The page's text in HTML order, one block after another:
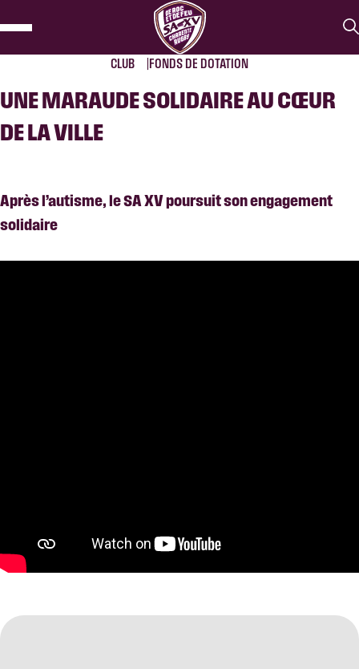
CLUB FONDS DE DOTATION
UNE MARAUDE SOLIDAIRE AU CŒUR
DE LA VILLE
Après l’autisme, le SA XV poursuit son engagement
solidaire